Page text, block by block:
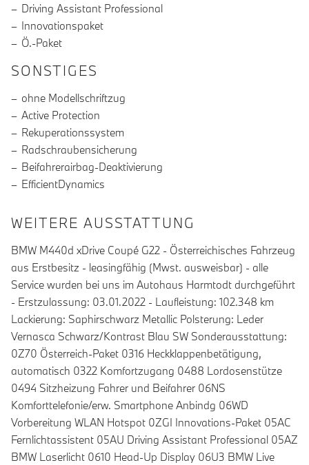
Driving Assistant Professional
Innovationspaket
Ö.-Paket
SONSTIGES
ohne Modellschriftzug
Active Protection
Rekuperationssystem
Radschraubensicherung
Beifahrerairbag-Deaktivierung
EfficientDynamics
WEITERE AUSSTATTUNG
BMW M440d xDrive Coupé G22 - Österreichisches Fahrzeug
aus Erstbesitz - leasingfähig (Mwst. ausweisbar) - alle
Service wurden bei uns im Autohaus Harmtodt durchgeführt
- Erstzulassung: 03.01.2022 - Laufleistung: 102.348 km
Lackierung: Saphirschwarz Metallic Polsterung: Leder
Vernasca Schwarz/Kontrast Blau SW Sonderausstattung:
0Z70 Österreich-Paket 0316 Heckklappenbetätigung,
automatisch 0322 Komfortzugang 0488 Lordosenstütze
0494 Sitzheizung Fahrer und Beifahrer 06NS
Komforttelefonie/erw. Smartphone Anbindg 06WD
Vorbereitung WLAN Hotspot 0ZGI Innovations-Paket 05AC
Fernlichtassistent 05AU Driving Assistant Professional 05AZ
BMW Laserlicht 0610 Head-Up Display 06U3 BMW Live